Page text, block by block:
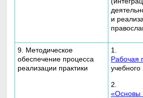
и
9. Методическое
обеспечение процесса
реализации практики
1.
Рабочая
2.
«Основы